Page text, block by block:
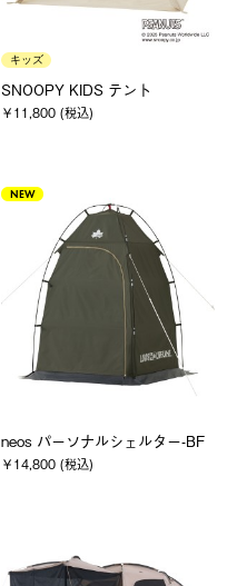
キッズ
SNOOPY KIDS テント
￥11,800 (税込)
NEW
neos パーソナルシェルター-BF
￥14,800 (税込)